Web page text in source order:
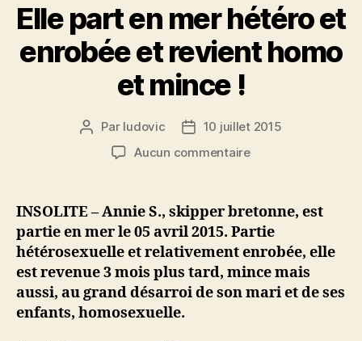
Elle part en mer hétéro et
enrobée et revient homo
et mince !
Auteur
l’article
Par ludovic
Date10 juillet 2015
Aucun commentairesur
en
mer
hétéro
et
enrobée
et
INSOLITE – Annie S., skipper bretonne, est
partie en mer le 05 avril 2015. Partie
hétérosexuelle et relativement enrobée, elle
est revenue 3 mois plus tard, mince mais
aussi, au grand désarroi de son mari et de ses
enfants, homosexuelle.